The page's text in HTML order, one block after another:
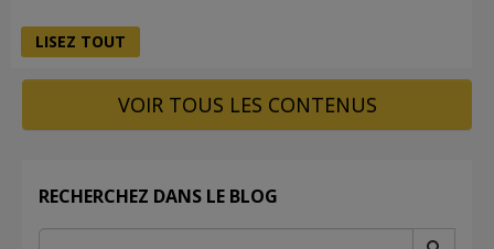
LISEZ TOUT
VOIR TOUS LES CONTENUS
RECHERCHEZ DANS LE BLOG